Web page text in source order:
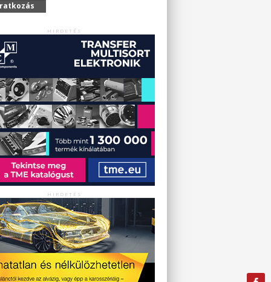
HIRDETÉS
HIRDETÉS